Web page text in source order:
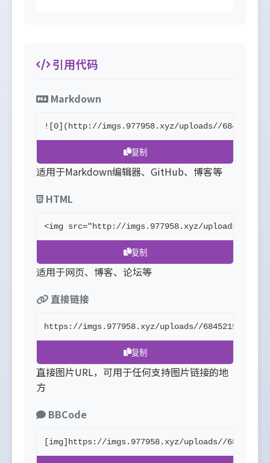
引用代码
Markdown
![0](http://imgs.977958.xyz/uploads//
复制
适用于Markdown编辑器、GitHub、博客等
HTML
<img src="http://imgs.977958.xyz/uploads//
复制
适用于网页、博客、论坛等
直接链接
https://imgs.977958.xyz/uploads//
复制
直接图片URL，可用于任何支持图片链接的地
方
BBCode
[img]https://imgs.977958.xyz/uploads//